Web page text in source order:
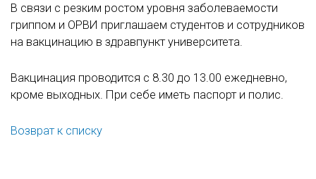
В связи с резким ростом уровня заболеваемости
гриппом и ОРВИ приглашаем студентов и сотрудников
на вакцинацию в здравпункт университета.
Вакцинация проводится с 8.30 до 13.00 ежедневно,
кроме выходных. При себе иметь паспорт и полис.
Возврат к списку